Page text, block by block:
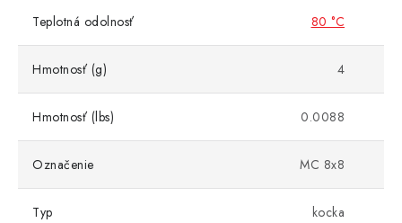
Teplotná odolnosť 80 °C
Hmotnosť (g) 4
Hmotnosť (lbs) 0.0088
Označenie MC 8x8
Typ kocka